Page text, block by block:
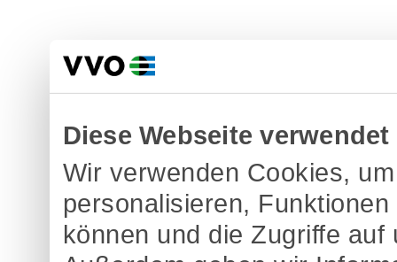
Diese Webseite
Wir verwenden Cookies,
personalisieren,
können und die Zugriffe